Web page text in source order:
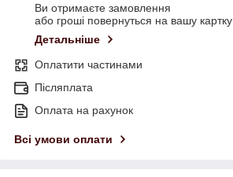
Ви отримаєте замовлення
або гроші повернуться на вашу картку
Детальніше
Оплатити частинами
Післяплата
Оплата на рахунок
Всі умови оплати